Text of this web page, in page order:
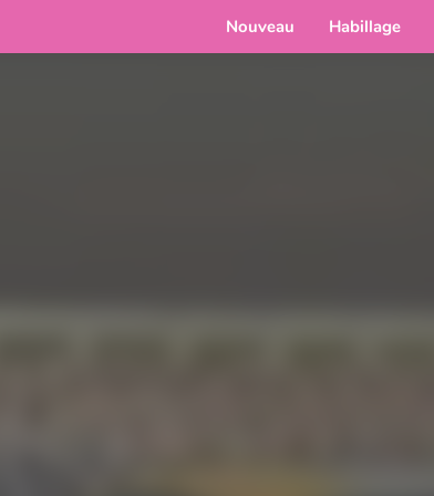
Nouveau Habillage